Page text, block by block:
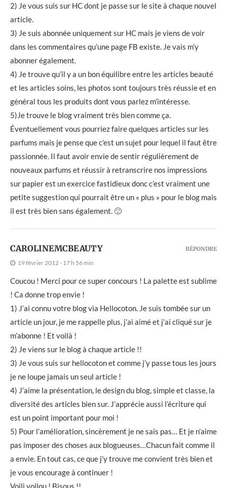
2) Je vous suis sur HC dont je passe sur le site à chaque nouvel
article.
3) Je suis abonnée uniquement sur HC mais je viens de voir
dans les commentaires qu’une page FB existe. Je vais m’y
abonner également.
4) Je trouve qu’il y a un bon équilibre entre les articles beauté
et les articles soins, les photos sont toujours très réussie et en
général tous les produits dont vous parlez m’intéresse.
5)Je trouve le blog vraiment très bien comme ça.
Éventuellement vous pourriez faire quelques articles sur les
parfums mais je pense que c’est un sujet pour lequel il faut être
passionnée. Il faut avoir envie de sentir régulièrement de
nouveaux parfums et réussir à retranscrire nos impressions
sur papier est un exercice fastidieux donc c’est vraiment une
petite suggestion qui pourrait être un « plus » pour le blog mais
il est très bien sans également. 🙂
CAROLINEMCBEAUTY
19 février 2012 - 17 h 56 min
Coucou ! Merci pour ce super concours ! La palette est sublime
! Ca donne trop envie !
1) J’ai connu votre blog via Hellocoton. Je suis tombée sur un
article un jour, je me rappelle plus, j’ai aimé et j’ai cliqué sur je
m’abonne ! Et voilà !
2) Je viens sur le blog à chaque article !!
3) Je vous suis sur hellocoton et comme j’y passe tous les jours
je ne loupe jamais un seul article !
4) J’aime la présentation, le design du blog, simple et classe, la
diversité des articles bien sur. J’apprécie aussi l’écriture qui
est un point important pour moi !
5) Pour l’amélioration, sincèrement je ne sais pas… Et je n’aime
pas imposer des choses aux blogueuses…Chacun fait comme il
a envie. En tout cas, ce que j’y trouve me convient très bien et
je vous encourage à continuer !
Voili voilou ! Bisous !!
RÉPONDRE